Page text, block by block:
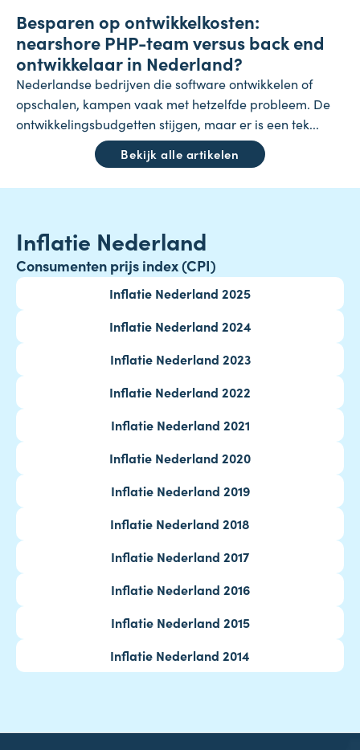
24 juli 2026
Besparen op ontwikkelkosten:
nearshore PHP-team versus back end
ontwikkelaar in Nederland?
Nederlandse bedrijven die software ontwikkelen of
opschalen, kampen vaak met hetzelfde probleem. De
ontwikkelingsbudgetten stijgen, maar er is een tek...
Bekijk alle artikelen
Inflatie Nederland
Consumenten prijs index (CPI)
Inflatie Nederland 2025
Inflatie Nederland 2024
Inflatie Nederland 2023
Inflatie Nederland 2022
Inflatie Nederland 2021
Inflatie Nederland 2020
Inflatie Nederland 2019
Inflatie Nederland 2018
Inflatie Nederland 2017
Inflatie Nederland 2016
Inflatie Nederland 2015
Inflatie Nederland 2014